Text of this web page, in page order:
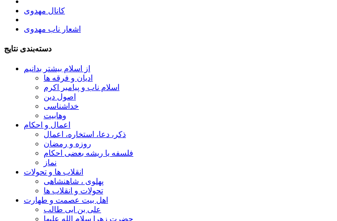
کانال مهدوی
اشعار ناب مهدوی
دسته‌بندی نتایج
از اسلام بیشتر بدانیم
ادیان و فرقه ها
اسلام ناب و پیامبر اکرم
اصول دین
خداشناسی
وهابیت
اعمال و احکام
ذکر، دعا، استخاره، اعمال
روزه و رمضان
فلسفه یا ریشه بعضی احکام
نماز
انقلاب ها و تحولات
پهلوی ، شاهنشاهی
تحولات و انقلاب ها
اهل بیت عصمت و طهارت
علی بن ابی طالب
حضرت زهرا سلام الله علیها